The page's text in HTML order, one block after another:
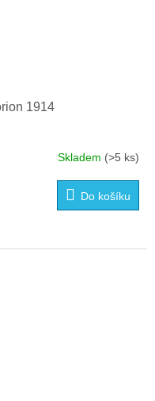
1914
Skladem (>5 ks)
Do košíku